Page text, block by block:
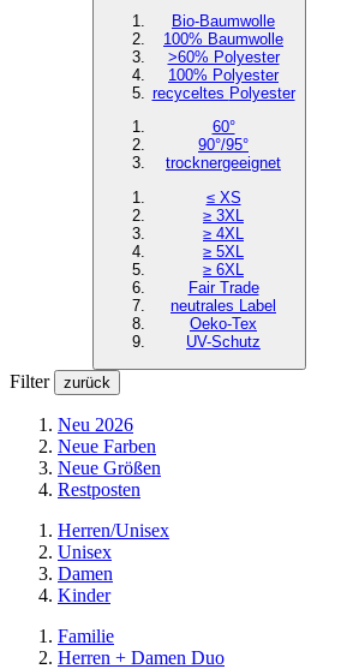
Bio-Baumwolle
100% Baumwolle
>60% Polyester
100% Polyester
recyceltes Polyester
60°
90°/95°
trocknergeeignet
≤ XS
≥ 3XL
≥ 4XL
≥ 5XL
≥ 6XL
Fair Trade
neutrales Label
Oeko-Tex
UV-Schutz
Filter zurück
Neu 2026
Neue Farben
Neue Größen
Restposten
Herren/Unisex
Unisex
Damen
Kinder
Familie
Herren + Damen Duo